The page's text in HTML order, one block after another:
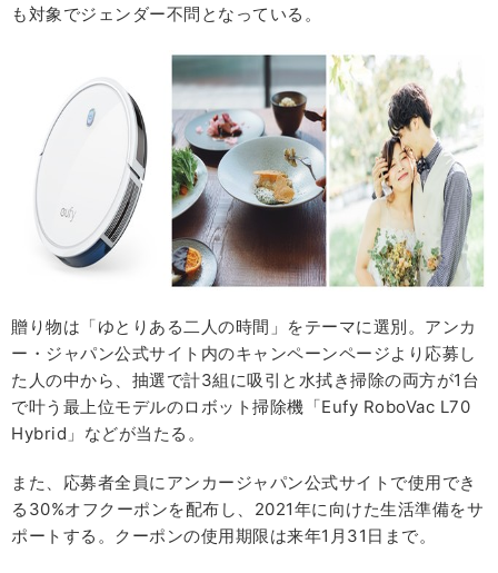
も対象でジェンダー不問となっている。
贈り物は「ゆとりある二人の時間」をテーマに選別。アンカ
ー・ジャパン公式サイト内のキャンペーンページより応募し
た人の中から、抽選で計3組に吸引と水拭き掃除の両方が1台
で叶う最上位モデルのロボット掃除機「Eufy RoboVac L70
Hybrid」などが当たる。
また、応募者全員にアンカージャパン公式サイトで使用でき
る30%オフクーポンを配布し、2021年に向けた生活準備をサ
ポートする。クーポンの使用期限は来年1月31日まで。